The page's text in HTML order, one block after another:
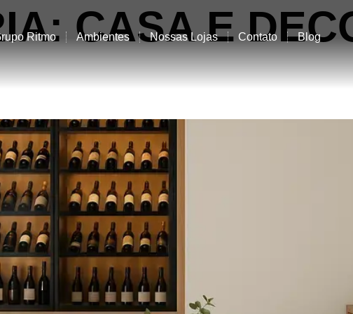
Ritmo Ambientes Nossas Lojas Contato Blog
CASA E
UMA ADEGA NA SALA DE